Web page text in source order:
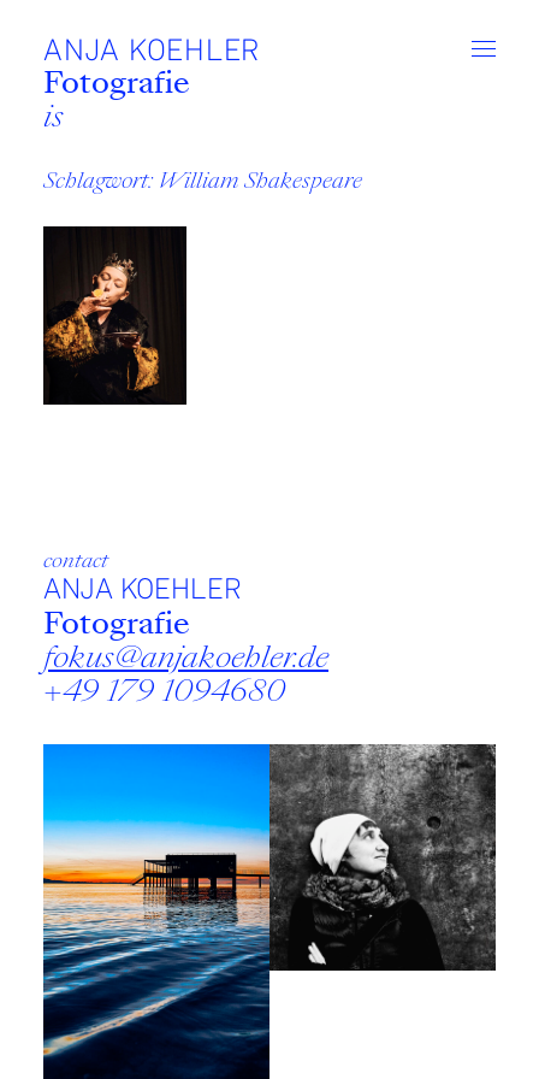
ANJA KOEHLER
Fotografie
ist I
Schlagwort: William Shakespeare
contact
ANJA KOEHLER
Fotografie
fokus@anjakoehler.de
+49 179 1094680